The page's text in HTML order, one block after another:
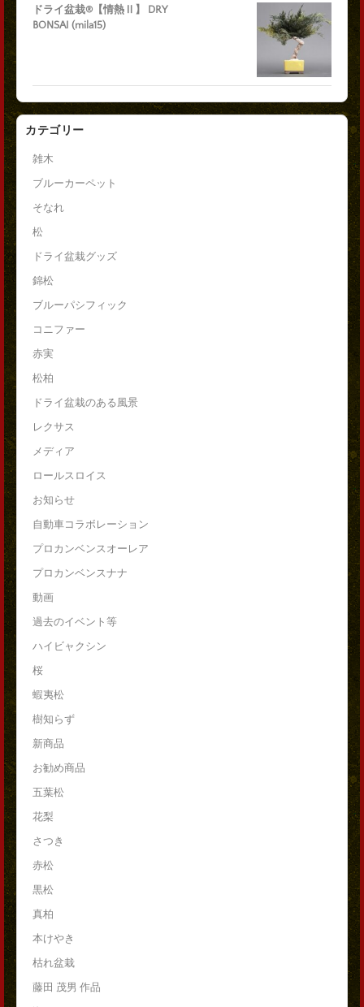
ドライ盆栽®【情熱Ⅱ】 DRY
BONSAI (mila15)
カテゴリー
雑木
ブルーカーペット
そなれ
松
ドライ盆栽グッズ
錦松
ブルーパシフィック
コニファー
赤実
松柏
ドライ盆栽のある風景
レクサス
メディア
ロールスロイス
お知らせ
自動車コラボレーション
プロカンベンスオーレア
プロカンベンスナナ
動画
過去のイベント等
ハイビャクシン
桜
蝦夷松
樹知らず
新商品
お勧め商品
五葉松
花梨
さつき
赤松
黒松
真柏
本けやき
枯れ盆栽
藤田 茂男 作品